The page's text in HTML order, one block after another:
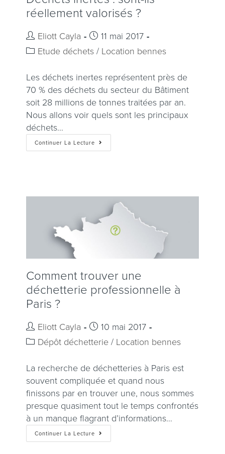
réellement valorisés ?
Eliott Cayla
11 mai 2017
Etude déchets / Location bennes
Les déchets inertes représentent près de
70 % des déchets du secteur du Bâtiment
soit 28 millions de tonnes traitées par an.
Nous allons voir quels sont les principaux
déchets…
Continuer La Lecture
Comment trouver une
déchetterie professionnelle à
Paris ?
Eliott Cayla
10 mai 2017
Dépôt déchetterie / Location bennes
La recherche de déchetteries à Paris est
souvent compliquée et quand nous
finissons par en trouver une, nous sommes
presque quasiment tout le temps confrontés
à un manque flagrant d’informations…
Continuer La Lecture